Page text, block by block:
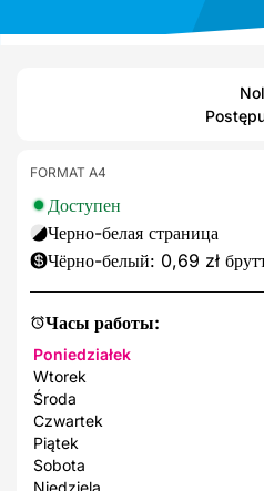
Часы работы:
Poniedziałek
Wtorek
Środa
Czwartek
Piątek
Sobota
Niedziela
FORMAT A4
Доступен
Черно-белая страница
Чёрно-белый: 0,69 zł